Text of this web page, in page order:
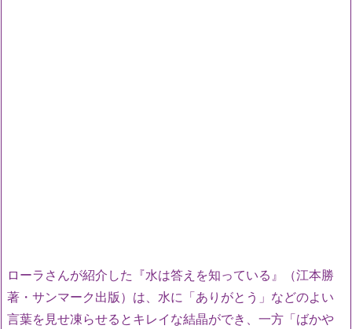
ローラさんが紹介した『水は答えを知っている』（江本勝
著・サンマーク出版）は、水に「ありがとう」などのよい
言葉を見せ凍らせるとキレイな結晶ができ、一方「ばかや